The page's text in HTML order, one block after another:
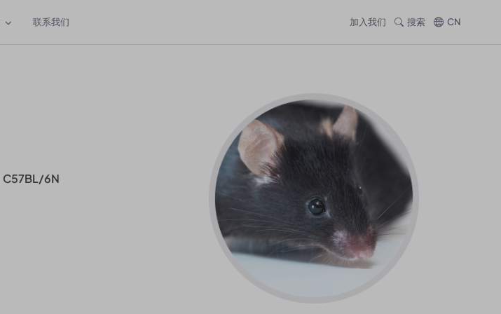
联系我们 加入我们 搜索 CN
C57BL/6N